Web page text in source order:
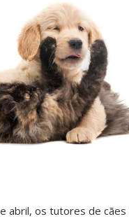
abril, os tutores de